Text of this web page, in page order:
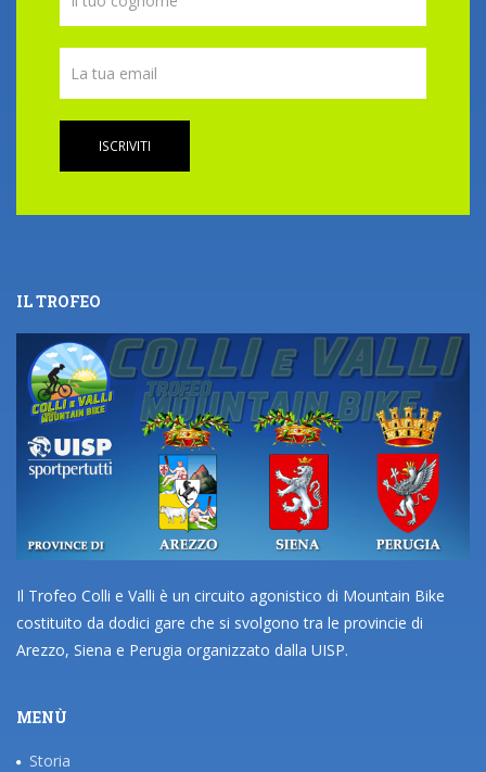
ISCRIVITI
IL TROFEO
Il Trofeo Colli e Valli è un circuito agonistico di Mountain Bike
costituito da dodici gare che si svolgono tra le provincie di
Arezzo, Siena e Perugia organizzato dalla UISP.
MENÙ
Storia